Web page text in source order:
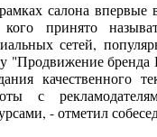
салона впервые
принято
сетей,
"Продвижение бренда
качественного
с
- отметил